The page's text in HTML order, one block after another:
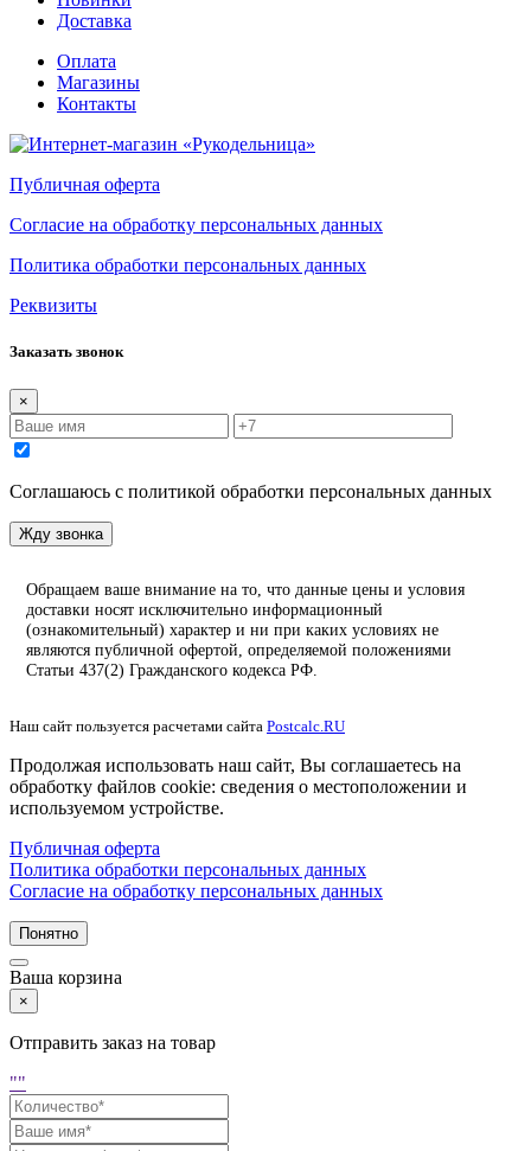
Доставка
Оплата
Магазины
Контакты
Публичная оферта
Согласие на обработку персональных данных
Политика обработки персональных данных
Реквизиты
Заказать звонок
×
Соглашаюсь с политикой обработки персональных данных
Жду звонка
Обращаем ваше внимание на то, что данные цены и условия
доставки носят исключительно информационный
(ознакомительный) характер и ни при каких условиях не
являются публичной офертой, определяемой положениями
Статьи 437(2) Гражданского кодекса РФ.
Наш сайт пользуется расчетами сайта Postcalc.RU
Продолжая использовать наш сайт, Вы соглашаетесь на
обработку файлов cookie: сведения о местоположении и
используемом устройстве.
Публичная оферта
Политика обработки персональных данных
Согласие на обработку персональных данных
Понятно
Ваша корзина
×
Отправить заказ на товар
""